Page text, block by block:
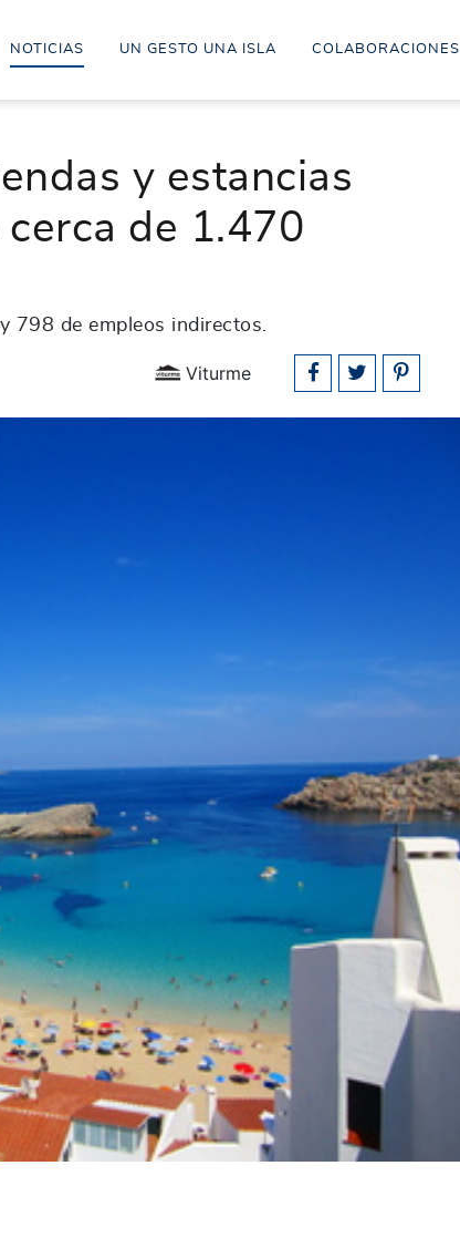
y estancias
de 1.470
798 de empleos indirectos.
Viturme
NOTICIAS UN GESTO UNA ISLA COLABORACIONES